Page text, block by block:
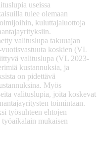
useissa
tulee olemaan
kuluttajaluottoja
valituslupa takuuajan
koskien (VL
valituslupa (VL 2023-
kustannuksia, ja
on pidettävä
Myös
valituslupia, joita koskevat
toimintaan.
työsuhteen ehtojen
työaikalain mukaisen